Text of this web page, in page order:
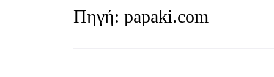
Πηγή: papaki.com